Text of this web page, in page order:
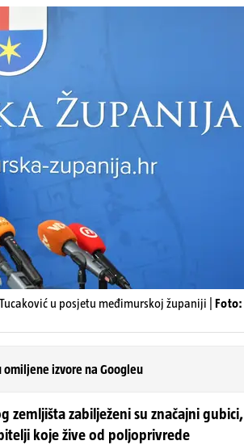
u posjetu međimurskoj županiji | Foto:
omiljene izvore na Googleu
zemljišta zabilježeni su značajni gubici,
koje žive od poljoprivrede